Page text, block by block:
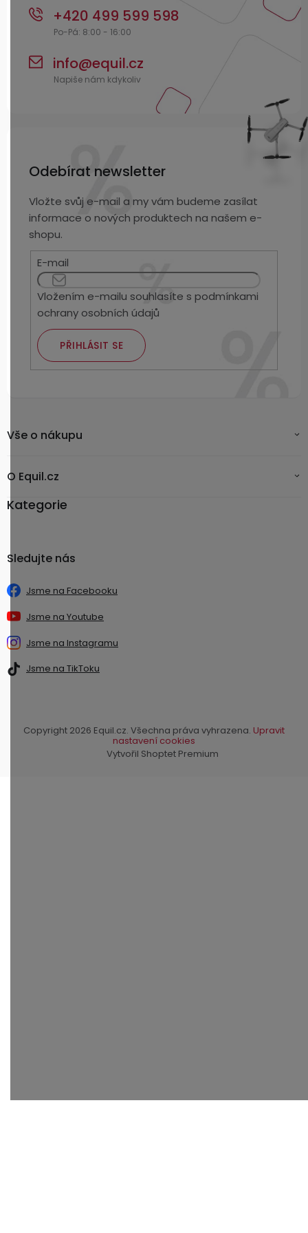
info@equil.cz
+420 499 599 598
Odebírat newsletter
Vložte svůj e-mail a my vám budeme zasílat
informace o nových produktech na našem e-
shopu.
E-mail
Vložením e-mailu souhlasíte spodmínkami
ochrany osobních údajů
PŘIHLÁSIT SE
Vše o nákupu
O Equil.cz
Kategorie
Sledujte nás
Jsme na Facebooku
Jsme na Youtube
Jsme na Instagramu
Jsme na TikToku
Vytvořil Shoptet Premium
Copyright 2026 Equil.cz. Všechna práva vyhrazena. Upravit
nastavení cookies